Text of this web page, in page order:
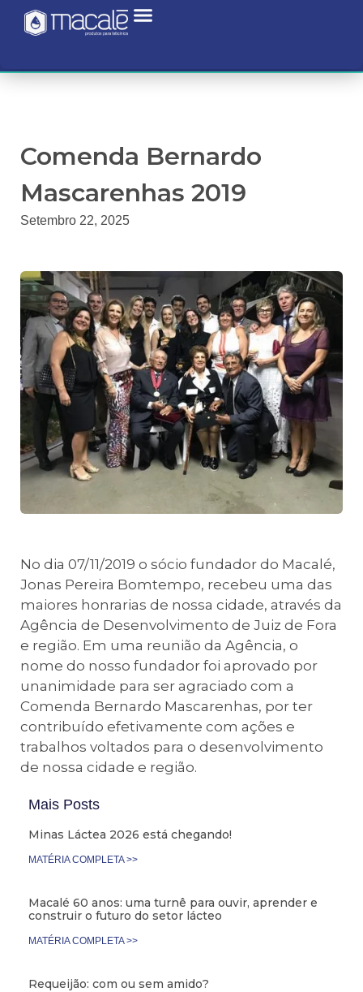
Comenda Bernardo
Mascarenhas 2019
Setembro 22, 2025
No dia 07/11/2019 o sócio fundador do Macalé,
Jonas Pereira Bomtempo, recebeu uma das
maiores honrarias de nossa cidade, através da
Agência de Desenvolvimento de Juiz de Fora
e região. Em uma reunião da Agência, o
nome do nosso fundador foi aprovado por
unanimidade para ser agraciado com a
Comenda Bernardo Mascarenhas, por ter
contribuído efetivamente com ações e
trabalhos voltados para o desenvolvimento
de nossa cidade e região.
Mais Posts
Minas Láctea 2026 está chegando!
MATÉRIA COMPLETA >>
Macalé 60 anos: uma turnê para ouvir, aprender e
construir o futuro do setor lácteo
MATÉRIA COMPLETA >>
Requeijão: com ou sem amido?